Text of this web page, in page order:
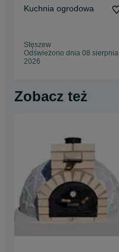
Kuchnia ogrodowa
Stęszew
Odświeżono dnia 08 sierpnia
2026
Zobacz też